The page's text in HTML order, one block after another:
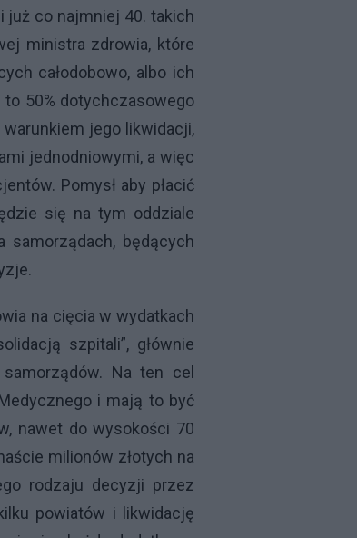
już co najmniej 40. takich
ministra zdrowia, które
całodobowo, albo ich
to 50% dotychczasowego
warunkiem jego likwidacji,
jednodniowymi, a więc
Pomysł aby płacić
się na tym oddziale
będących
na cięcia w wydatkach
szpitali”, głównie
Na ten cel
i mają to być
nawet do wysokości 70
milionów złotych na
rodzaju decyzji przez
powiatów i likwidację